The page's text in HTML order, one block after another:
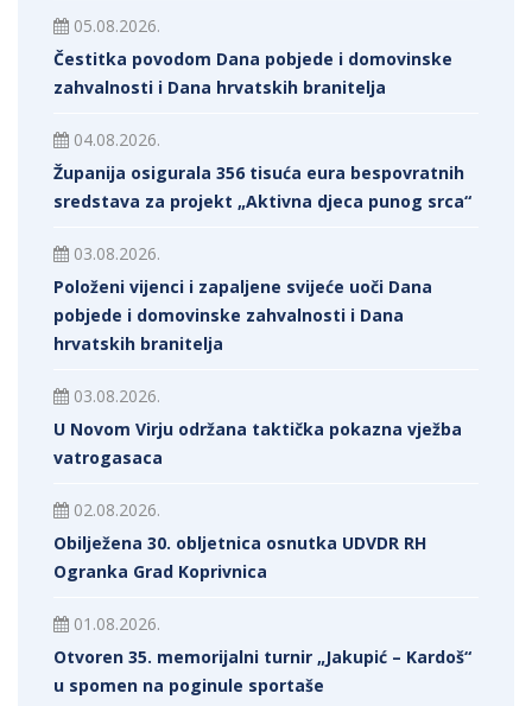
05.08.2026.
Čestitka povodom Dana pobjede i domovinske
zahvalnosti i Dana hrvatskih branitelja
04.08.2026.
Županija osigurala 356 tisuća eura bespovratnih
sredstava za projekt „Aktivna djeca punog srca“
03.08.2026.
Položeni vijenci i zapaljene svijeće uoči Dana
pobjede i domovinske zahvalnosti i Dana
hrvatskih branitelja
03.08.2026.
U Novom Virju održana taktička pokazna vježba
vatrogasaca
02.08.2026.
Obilježena 30. obljetnica osnutka UDVDR RH
Ogranka Grad Koprivnica
01.08.2026.
Otvoren 35. memorijalni turnir „Jakupić – Kardoš“
u spomen na poginule sportaše